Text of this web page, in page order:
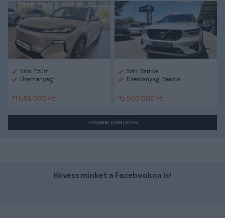
Szín: Ezüst
Üzemanyag:
11 689 000 Ft
Szín: Szürke
Üzemanyag: Benzin
15 500 000 Ft
TOVÁBBI AJÁNLATOK
Kövess minket a Facebookon is!